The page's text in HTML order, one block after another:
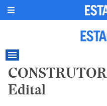
Edital